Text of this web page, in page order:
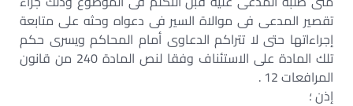
تقصير المدعى فى موالاة السير فى دعواه وحثه على متابعة
إجراءاتها حتى لا تتراكم الدعاوى أمام المحاكم ويسرى حكم
تلك المادة على الاستئناف وفقا لنص المادة 240 من قانون
المرافعات 12 .
إذن ؛